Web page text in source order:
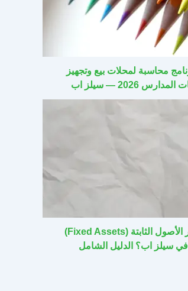
محاسبة لمحلات بيع وتجهيز
2026 — سيلز اب
كيف تدير الأصول الثابتة (Fixed Assets)
في سيلز اب؟ الدليل الشامل